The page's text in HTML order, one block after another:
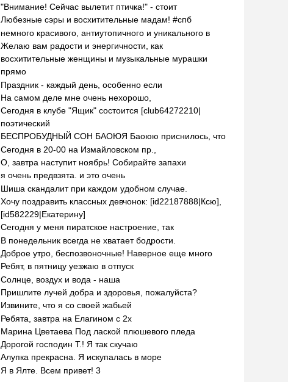
"Внимание! Сейчас вылетит птичка!" - стоит
Любезные сэры и восхитительные мадам! #спб
немного красивого, антиутопичного и уникального в
Желаю вам радости и энергичности, как
восхитительные женщины и музыкальные мурашки
прямо
Праздник - каждый день, особенно если
На самом деле мне очень нехорошо,
Сегодня в клубе "Ящик" состоится [club64272210|
поэтический
БЕСПРОБУДНЫЙ СОН БАОЮЯ Баоюю приснилось, что
Сегодня в 20-00 на Измайловском пр.,
О, завтра наступит ноябрь! Собирайте запахи
я очень предвзята. и это очень
Шиша скандалит при каждом удобном случае.
Хочу поздравить классных девчонок: [id22187888|Ксю],
[id582229|Екатерину]
Сегодня у меня пиратское настроение, так
В понедельник всегда не хватает бодрости.
Доброе утро, беспозвоночные! Наверное еще много
Ребят, в пятницу уезжаю в отпуск
Солнце, воздух и вода - наша
Пришлите лучей добра и здоровья, пожалуйста?
Извините, что я со своей жабьей
Ребята, завтра на Елагином с 2х
Марина Цветаева Под лаской плюшевого пледа
Дорогой господин Т.! Я так скучаю
Алупка прекрасна. Я искупалась в море
Я в Ялте. Всем привет! 3